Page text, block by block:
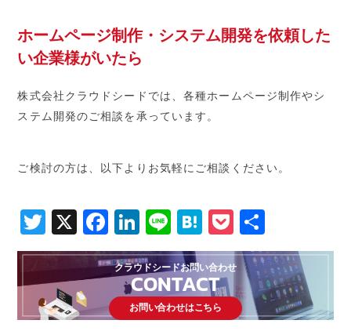
ホームページ制作・システム開発を依頼した
い企業様がいたら
株式会社クラウドシードでは、各種ホームページ制作やシ
ステム開発のご相談を承っています。
ご検討の方は、以下よりお気軽にご相談ください。
Twitter
X Facebook
LinkedIn
LineHatena
Pocket
有
クラウドシードお問い合わせ
CONTACT
お問い合わせはこちら